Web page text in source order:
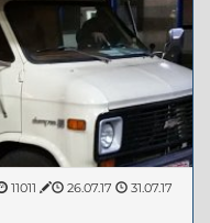
31.07.17
26.07.17
11011